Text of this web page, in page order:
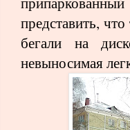
представить,
бегали на
невыносимая